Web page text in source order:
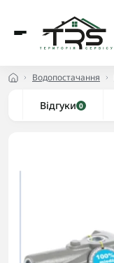
Водопостачання
Відгуки 0